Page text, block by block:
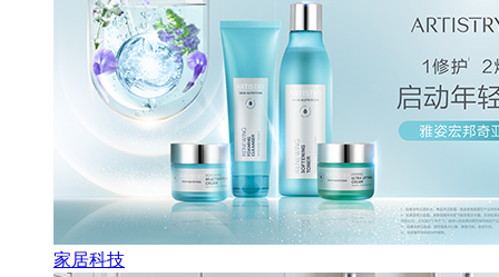
家居科技